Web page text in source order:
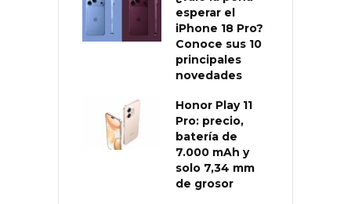
esperar el
iPhone 18 Pro?
Conoce sus 10
principales
novedades
Honor Play 11
Pro: precio,
batería de
7.000 mAh y
solo 7,34 mm
de grosor